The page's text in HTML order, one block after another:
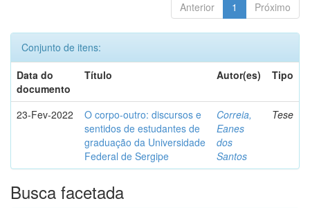
Anterior 1 Próximo
Conjunto de itens:
Data do
documento
Título Autor(es) Tipo
23-Fev-2022
O corpo-outro: discursos e
sentidos de estudantes de
graduação da Universidade
Federal de Sergipe
Correia,
Eanes
dos
Santos
Tese
Busca facetada